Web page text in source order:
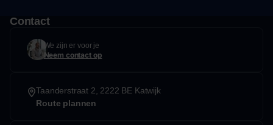
Contact
We zijn er voor je
Neem contact op
Taanderstraat 2, 2222 BE Katwijk
Route plannen